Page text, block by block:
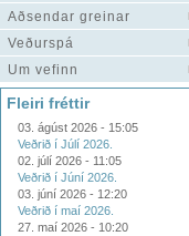
Aðsendar greinar
Veðurspá
Um vefinn
Fleiri fréttir
03. ágúst 2026 - 15:05
Veðrið í Júlí 2026.
02. júlí 2026 - 11:05
Veðrið í Júní 2026.
03. júní 2026 - 12:20
Veðrið í maí 2026.
27. maí 2026 - 10:20